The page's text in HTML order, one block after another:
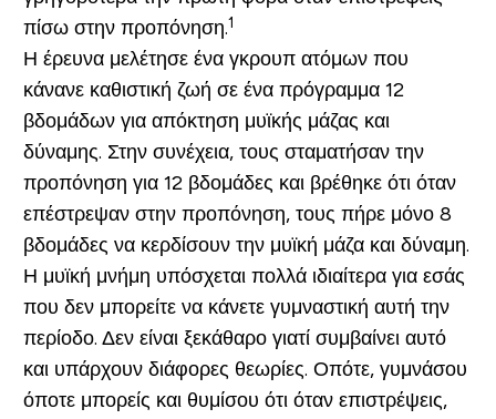
πίσω στην προπόνηση.1
Η έρευνα μελέτησε ένα γκρουπ ατόμων που
κάνανε καθιστική ζωή σε ένα πρόγραμμα 12
βδομάδων για απόκτηση μυϊκής μάζας και
δύναμης. Στην συνέχεια, τους σταματήσαν την
προπόνηση για 12 βδομάδες και βρέθηκε ότι όταν
επέστρεψαν στην προπόνηση, τους πήρε μόνο 8
βδομάδες να κερδίσουν την μυϊκή μάζα και δύναμη.
Η μυϊκή μνήμη υπόσχεται πολλά ιδιαίτερα για εσάς
που δεν μπορείτε να κάνετε γυμναστική αυτή την
περίοδο. Δεν είναι ξεκάθαρο γιατί συμβαίνει αυτό
και υπάρχουν διάφορες θεωρίες. Οπότε, γυμνάσου
όποτε μπορείς και θυμίσου ότι όταν επιστρέψεις,